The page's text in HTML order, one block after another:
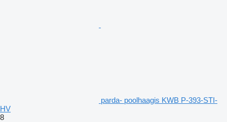
parda- poolhaagis KWB P-393-STI-
HV
8